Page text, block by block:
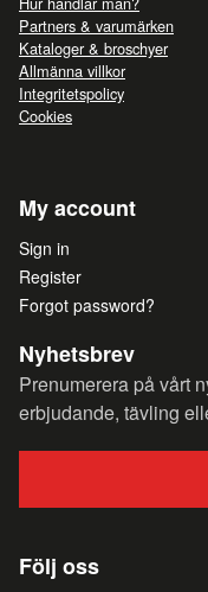
Partners & varumärken
Kataloger & broschyer
Allmänna villkor
Integritetspolicy
Cookies
My account
Sign in
Register
Forgot password?
Nyhetsbrev
Prenumerera på vårt
erbjudande, tävling
Följ oss